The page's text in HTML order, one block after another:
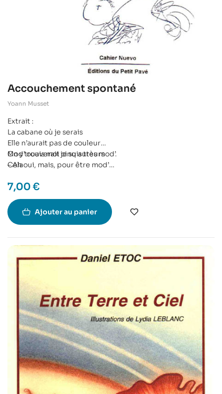
Accouchement spontané
Yoann Musset
Extrait :
La cabane où je serais
Elle n’aurait pas de couleur
On y trouverait cinq auteurs
Cela
Stevenson
Beckett
Calderon
Mod’ ouais moi je suis très mod’.
– Ah oui, mais, pour être mod’
– Pas du tout, c’est une vision
de bourgeois déphasé, ça.
Etre mod’, c’est d’être modeste.
Et c’est fou ce que des « f »
7,00 €
Ajouter au panier